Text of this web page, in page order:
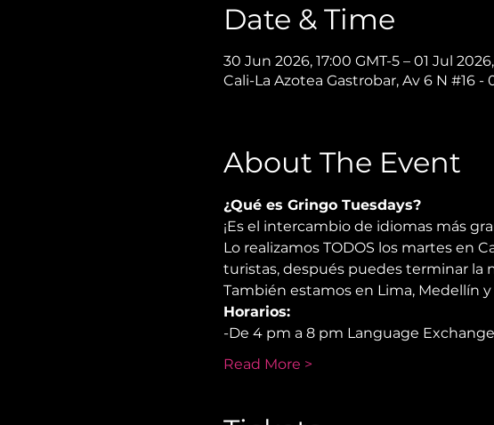
Date & Time
30 Jun 2026, 17:00 GMT-5 – 01 Jul
Cali-La Azotea Gastrobar, Av 6 N #16 -
About The Event
¿Qué es Gringo Tuesdays?
¡Es el intercambio de idiomas más
Lo realizamos TODOS los martes en
turistas, después puedes terminar
También estamos en Lima, Medellín
Horarios:
-De 4 pm a 8 pm Language Exchange
Read More >